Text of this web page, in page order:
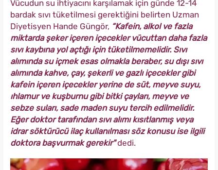
Vücudun su ihtiyacını karşılamak için günde 12-14
bardak sıvı tüketilmesi gerektiğini belirten Uzman
Diyetisyen Hande Güngör, “Kafein, alkol ve fazla
miktarda şeker içeren içecekler vücuttan daha fazla
sıvı kaybına yol açtığı için tüketilmemelidir. Sıvı
alımında su içmek esas olmakla beraber, su dışı sıvı
alımında kahve, çay, şekerli ve gazlı içecekler gibi
kafein içeren içecekler yerine de süt, meyve suyu,
ıhlamur ve kuşburnu gibi bitki çayları, meyve ve
sebze suları, sade maden suyu tercih edilmelidir.
Eğer doktor tarafından sıvı alımı kısıtlanmış veya
idrar söktürücü ilaç kullanılması söz konusu ise ilgili
doktora başvurmak gerekir"dedi.